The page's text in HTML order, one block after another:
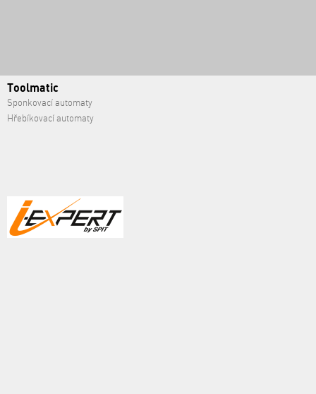
Toolmatic
Sponkovací automaty
Hřebíkovací automaty